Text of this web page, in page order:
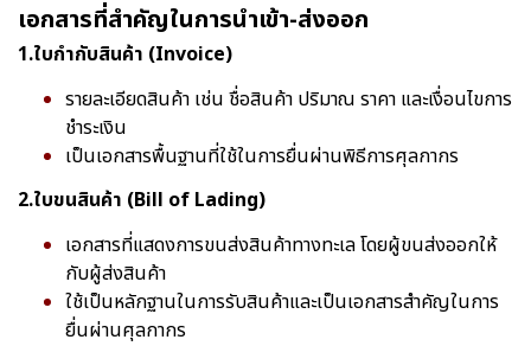
เอกสารที่สำคัญในการนำเข้า-ส่งออก
1.ใบกำกับสินค้า (Invoice)
รายละเอียดสินค้า เช่น ชื่อสินค้า ปริมาณ ราคา และเงื่อนไขการ
ชำระเงิน
เป็นเอกสารพื้นฐานที่ใช้ในการยื่นผ่านพิธีการศุลกากร
2.ใบขนสินค้า (Bill of Lading)
เอกสารที่แสดงการขนส่งสินค้าทางทะเล โดยผู้ขนส่งออกให้
กับผู้ส่งสินค้า
ใช้เป็นหลักฐานในการรับสินค้าและเป็นเอกสารสำคัญในการ
ยื่นผ่านศุลกากร